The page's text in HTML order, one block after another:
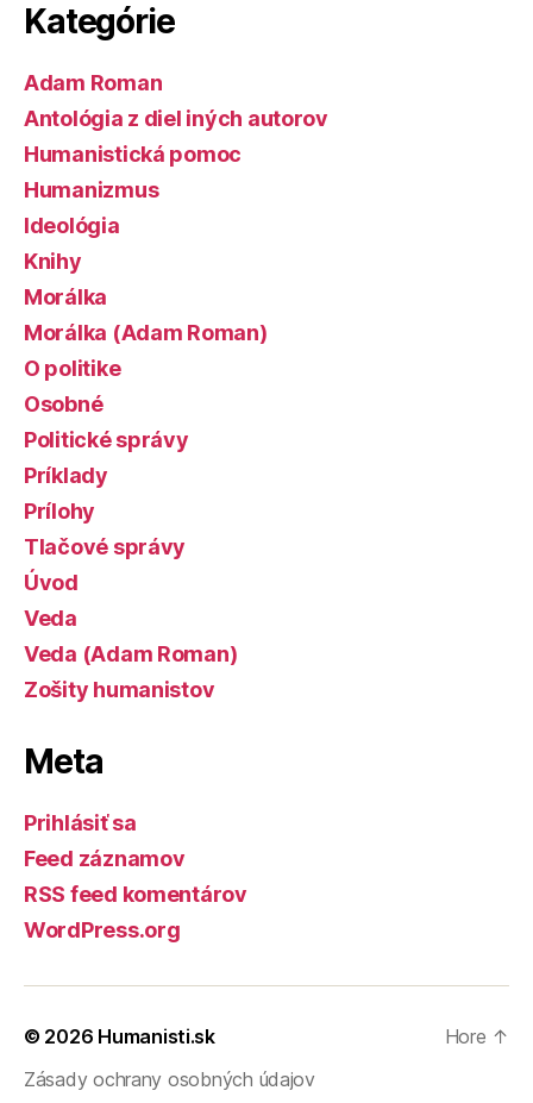
Kategórie
Adam Roman
Antológia z diel iných autorov
Humanistická pomoc
Humanizmus
Ideológia
Knihy
Morálka
Morálka (Adam Roman)
O politike
Osobné
Politické správy
Príklady
Prílohy
Tlačové správy
Úvod
Veda
Veda (Adam Roman)
Zošity humanistov
Meta
Prihlásiť sa
Feed záznamov
RSS feed komentárov
WordPress.org
© 2026 Humanisti.sk
Zásady ochrany osobných údajov
Hore ↑